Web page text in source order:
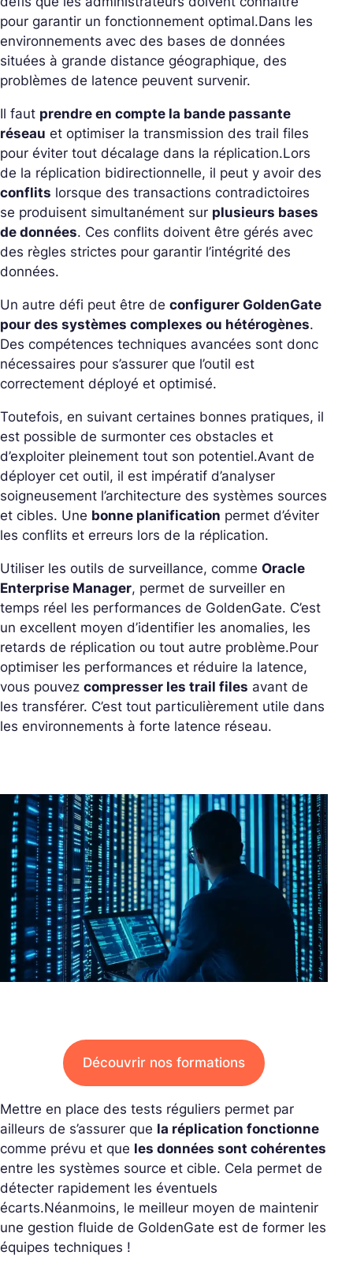
pour garantir un fonctionnement optimal.Dans les
environnements avec des bases de données
situées à grande distance géographique, des
problèmes de latence peuvent survenir.
Il faut prendre en compte la bande passante
réseau et optimiser la transmission des trail files
pour éviter tout décalage dans la réplication.Lors
de la réplication bidirectionnelle, il peut y avoir des
conflits lorsque des transactions contradictoires
se produisent simultanément sur plusieurs bases
de données. Ces conflits doivent être gérés avec
des règles strictes pour garantir l’intégrité des
données.
Un autre défi peut être de configurer GoldenGate
pour des systèmes complexes ou hétérogènes.
Des compétences techniques avancées sont donc
nécessaires pour s’assurer que l’outil est
correctement déployé et optimisé.
Toutefois, en suivant certaines bonnes pratiques, il
est possible de surmonter ces obstacles et
d’exploiter pleinement tout son potentiel.Avant de
déployer cet outil, il est impératif d’analyser
soigneusement l’architecture des systèmes sources
et cibles. Une bonne planification permet d’éviter
les conflits et erreurs lors de la réplication.
Utiliser les outils de surveillance, comme Oracle
Enterprise Manager, permet de surveiller en
temps réel les performances de GoldenGate. C’est
un excellent moyen d’identifier les anomalies, les
retards de réplication ou tout autre problème.Pour
optimiser les performances et réduire la latence,
vous pouvez compresser les trail files avant de
les transférer. C’est tout particulièrement utile dans
les environnements à forte latence réseau.
Découvrir nos formations
Mettre en place des tests réguliers permet par
ailleurs de s’assurer que la réplication fonctionne
comme prévu et que les données sont cohérentes
entre les systèmes source et cible. Cela permet de
détecter rapidement les éventuels
écarts.Néanmoins, le meilleur moyen de maintenir
une gestion fluide de GoldenGate est de former les
équipes techniques !